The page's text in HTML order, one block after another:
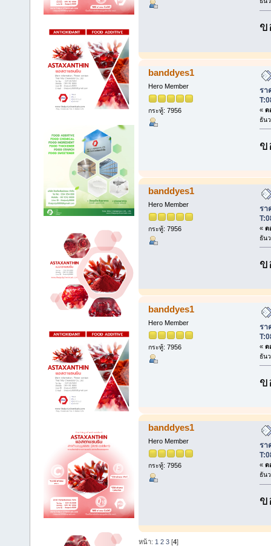
ข
banddyes1
Hero Member
กระทู้: 7956
รา
« ต
ธัน
ข
banddyes1
Hero Member
กระทู้: 7956
รา
« ต
ธัน
ข
banddyes1
Hero Member
กระทู้: 7956
รา
« ต
ธัน
ข
banddyes1
Hero Member
กระทู้: 7956
รา
« ต
ธัน
ข
หน้า: 1 2 3 [4]